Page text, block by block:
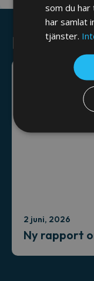
2 juni, 2026
Ny rapport
som du har
har samlat
tjänster.